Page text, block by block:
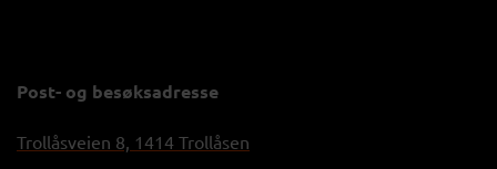
Post- og besøksadresse
Trollåsveien 8, 1414 Trollåsen